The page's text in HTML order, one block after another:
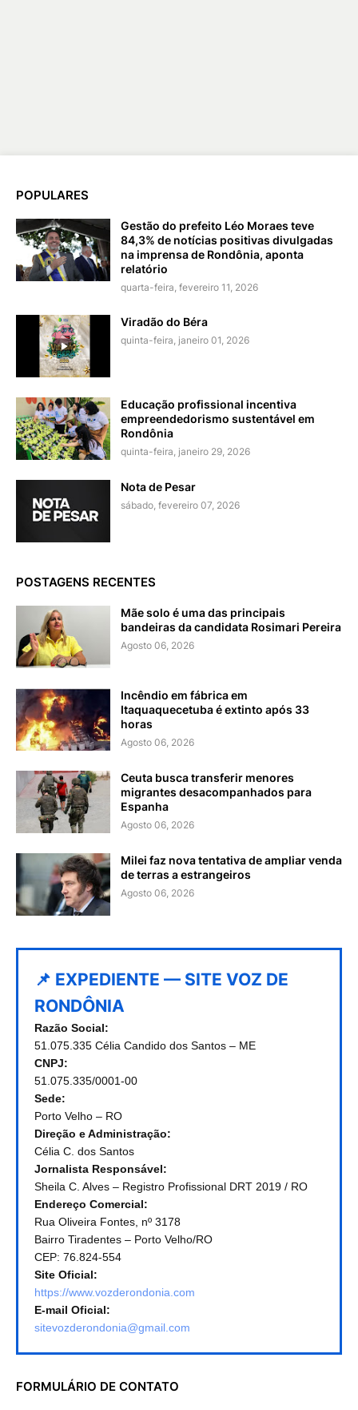
POPULARES
Gestão do prefeito Léo Moraes teve
84,3% de notícias positivas divulgadas
na imprensa de Rondônia, aponta
relatório
quarta-feira, fevereiro 11, 2026
Viradão do Béra
quinta-feira, janeiro 01, 2026
Educação profissional incentiva
empreendedorismo sustentável em
Rondônia
quinta-feira, janeiro 29, 2026
Nota de Pesar
sábado, fevereiro 07, 2026
POSTAGENS RECENTES
Mãe solo é uma das principais
bandeiras da candidata Rosimari Pereira
Agosto 06, 2026
Incêndio em fábrica em
Itaquaquecetuba é extinto após 33
horas
Agosto 06, 2026
Ceuta busca transferir menores
migrantes desacompanhados para
Espanha
Agosto 06, 2026
Milei faz nova tentativa de ampliar venda
de terras a estrangeiros
Agosto 06, 2026
📌 EXPEDIENTE — SITE VOZ DE
RONDÔNIA
Razão Social:
51.075.335 Célia Candido dos Santos – ME
CNPJ:
51.075.335/0001-00
Sede:
Porto Velho – RO
Direção e Administração:
Célia C. dos Santos
Jornalista Responsável:
Sheila C. Alves – Registro Profissional DRT 2019 / RO
Endereço Comercial:
Rua Oliveira Fontes, nº 3178
Bairro Tiradentes – Porto Velho/RO
CEP: 76.824-554
Site Oficial:
https://www.vozderondonia.com
E-mail Oficial:
sitevozderondonia@gmail.com
FORMULÁRIO DE CONTATO